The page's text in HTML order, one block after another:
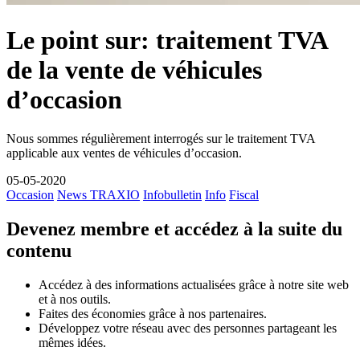
Le point sur: traitement TVA
de la vente de véhicules
d’occasion
Nous sommes régulièrement interrogés sur le traitement TVA
applicable aux ventes de véhicules d’occasion.
05-05-2020
Occasion News TRAXIO Infobulletin Info Fiscal
Devenez membre et accédez à la suite du
contenu
Accédez à des informations actualisées grâce à notre site web
et à nos outils.
Faites des économies grâce à nos partenaires.
Développez votre réseau avec des personnes partageant les
mêmes idées.